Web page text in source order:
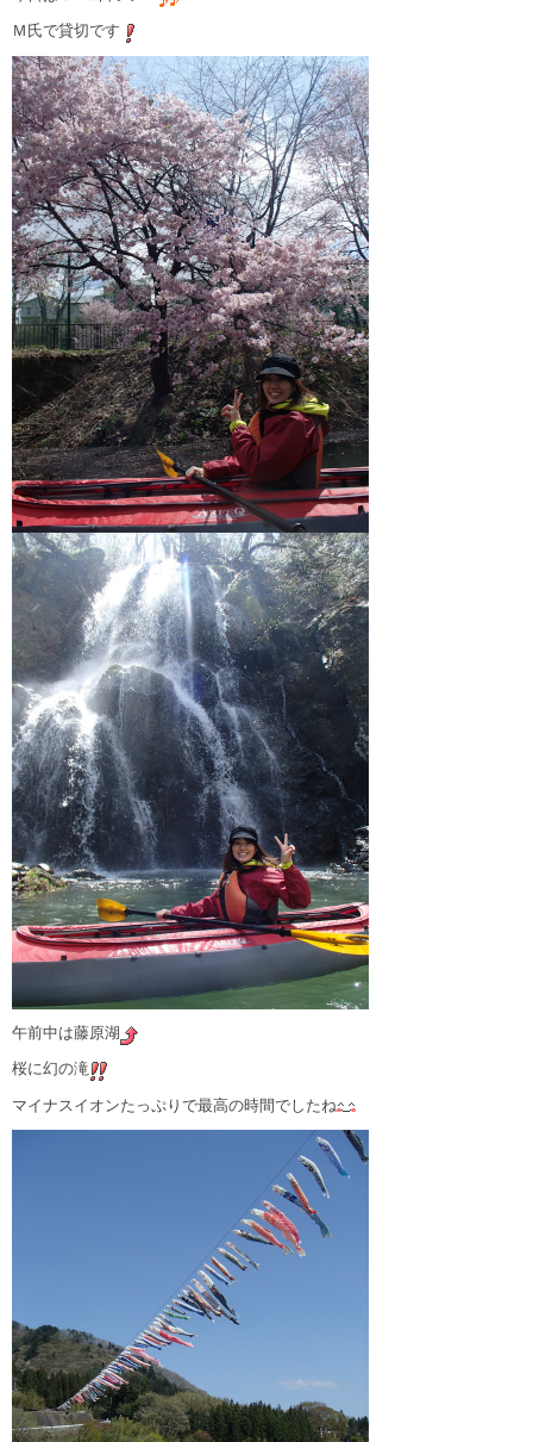
Ｍ氏で貸切です
午前中は藤原湖
桜に幻の滝
マイナスイオンたっぷりで最高の時間でしたね